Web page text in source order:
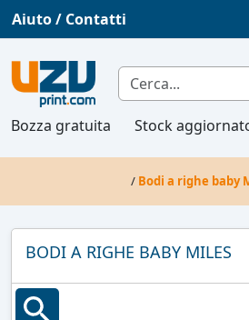
Aiuto / Contatti
Bozza gratuita Stock
/ Bodi a righe baby
BODI A RIGHE BABY MILES